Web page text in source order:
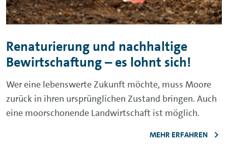
Renaturierung und nachhaltige
Bewirtschaftung – es lohnt sich!
Wer eine lebenswerte Zukunft möchte, muss Moore
zurück in ihren ursprünglichen Zustand bringen. Auch
eine moorschonende Landwirtschaft ist möglich.
MEHR ERFAHREN